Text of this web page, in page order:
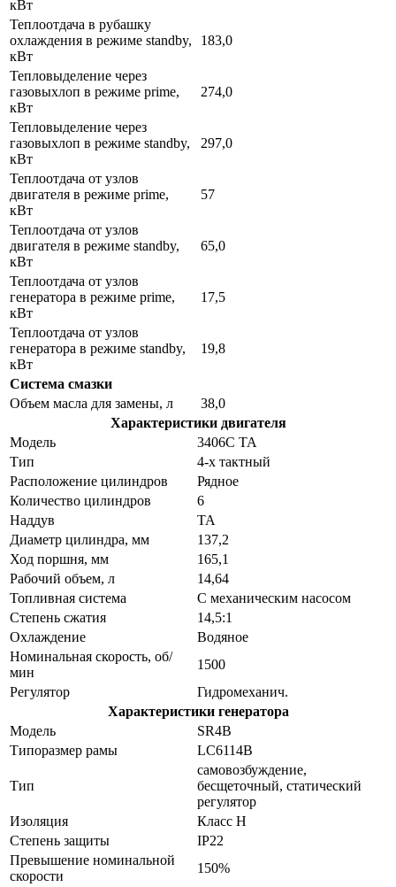
кВт
Теплоотдача в рубашку
охлаждения в режиме standby,
кВт
183,0
Тепловыделение через
газовыхлоп в режиме prime,
кВт
274,0
Тепловыделение через
газовыхлоп в режиме standby,
кВт
297,0
Теплоотдача от узлов
двигателя в режиме prime,
кВт
57
Теплоотдача от узлов
двигателя в режиме standby,
кВт
65,0
Теплоотдача от узлов
генератора в режиме prime,
кВт
17,5
Теплоотдача от узлов
генератора в режиме standby,
кВт
19,8
Система смазки
Объем масла для замены, л
38,0
Характеристики двигателя
Модель
3406С TA
Тип
4-х тактный
Расположение цилиндров
Рядное
Количество цилиндров
6
Наддув
ТА
Диаметр цилиндра, мм
137,2
Ход поршня, мм
165,1
Рабочий объем, л
14,64
Топливная система
С механическим насосом
Степень сжатия
14,5:1
Охлаждение
Водяное
Номинальная скорость, об/
мин
1500
Регулятор
Гидромеханич.
Характеристики генератора
Модель
SR4B
Типоразмер рамы
LC6114В
Тип
самовозбуждение,
бесщеточный, статический
регулятор
Изоляция
Класс Н
Степень защиты
IP22
Превышение номинальной
скорости
150%